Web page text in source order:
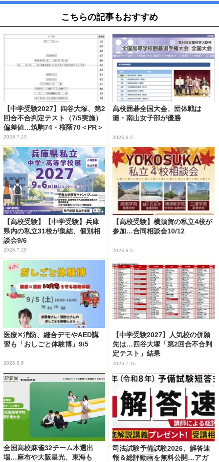
こちらの記事もおすすめ
【中学受験2027】四谷大塚、第2
回合不合判定テスト（7/5実施）
偏差値…筑駒74・桜蔭70＜PR＞
2026.7.10
高校囲碁全国大会、団体戦は
灘・南山女子部が優勝
2026.8.5
【高校受験】【中学受験】兵庫
県内の私立31校が集結、個別相
談会9/6
2026.7.28
【高校受験】横須賀の私立4校が
参加…合同相談会10/12
2026.8.5
医療✕消防、縫合デモやAED講
習も「おしごと体験博」9/5
2026.8.6
【中学受験2027】人気校の併願
先は…四谷大塚「第2回合不合判
定テスト」結果
2026.7.16
全国高校麻雀32チーム本選出
場…麻布や大阪星光、東海も
司法試験予備試験2026、解答速
報＆総評動画を無料公開…アガ